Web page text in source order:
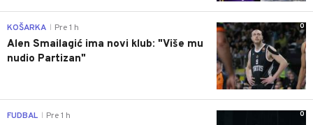
0
KOŠARKA Pre 1 h
Alen Smailagić ima novi klub: "Više mu
nudio Partizan"
0
FUDBAL Pre 1 h